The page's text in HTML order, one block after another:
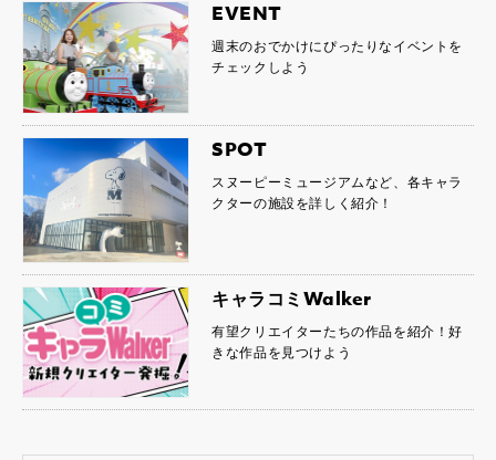
EVENT
週末のおでかけにぴったりなイベントを
チェックしよう
SPOT
スヌーピーミュージアムなど、各キャラ
クターの施設を詳しく紹介！
キャラコミWalker
有望クリエイターたちの作品を紹介！好
きな作品を見つけよう